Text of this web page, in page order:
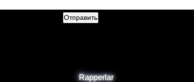
Отправить
Rapperlar